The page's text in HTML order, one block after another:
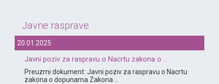
Javne rasprave
20.01.2025
Javni poziv za raspravu o Nacrtu zakona o ...
Preuzmi dokument: Javni poziv za raspravu o Nacrtu
zakona o dopunama Zakona ...